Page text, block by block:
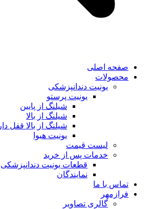
صفحه اصلی
محصولات
یونیت دندانپزشکی
یونیت پرستو
شیلنگ از پایین
شیلنگ از بالا
شیلنگ از بالا قفل دار
یونیت هیوا
لیست قیمت
خدمات پس از خرید
قطعات یونیت دندانپزشکی
نمایندگان
تماس با ما
فرازمهر
گالری تصاویر